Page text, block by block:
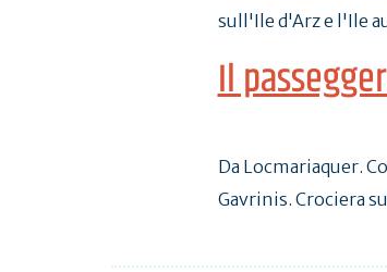
sull'Ile d'Arz e l'Ile
Il
Da Locmariaquer.
Gavrinis. Crociera